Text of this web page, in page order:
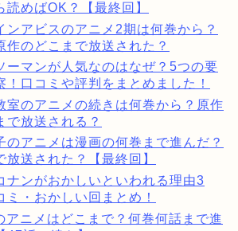
読めばOK？【最終回】
ンアビスのアニメ2期は何巻から？
作のどこまで放送された？
ーマンが人気なのはなぜ？5つの要
！口コミや評判をまとめました！
室のアニメの続きは何巻から？原作
で放送される？
のアニメは漫画の何巻まで進んだ？
放送された？【最終回】
ナンがおかしいといわれる理由3
ミ・おかしい回まとめ！
アニメはどこまで？何巻何話まで進